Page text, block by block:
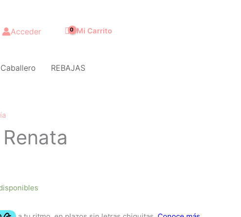
Acceder Mi Carrito
Caballero REBAJAS